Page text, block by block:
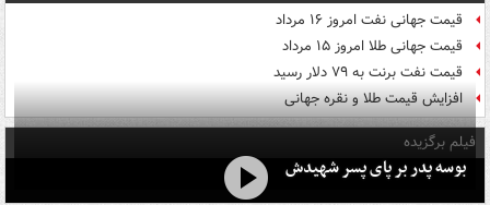
قیمت جهانی نفت امروز ۱۶ مرداد
قیمت جهانی طلا امروز ۱۵ مرداد
قیمت نفت برنت به ۷۹ دلار رسید
افزایش قیمت طلا و نقره جهانی
فیلم برگزیده
بوسه‌ پدر بر پای پسر شهیدش